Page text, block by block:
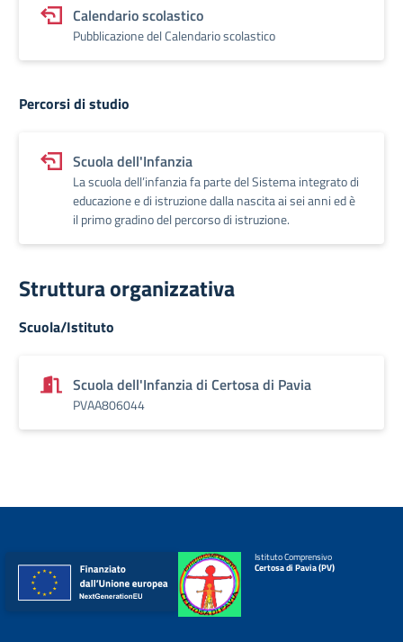
Calendario scolastico
Pubblicazione del Calendario scolastico
Percorsi di studio
Scuola dell'Infanzia
La scuola dell’infanzia fa parte del Sistema integrato di
educazione e di istruzione dalla nascita ai sei anni ed è
il primo gradino del percorso di istruzione.
Struttura organizzativa
Scuola/Istituto
Scuola dell'Infanzia di Certosa di Pavia
PVAA806044
Istituto Comprensivo
Certosa di Pavia (PV)